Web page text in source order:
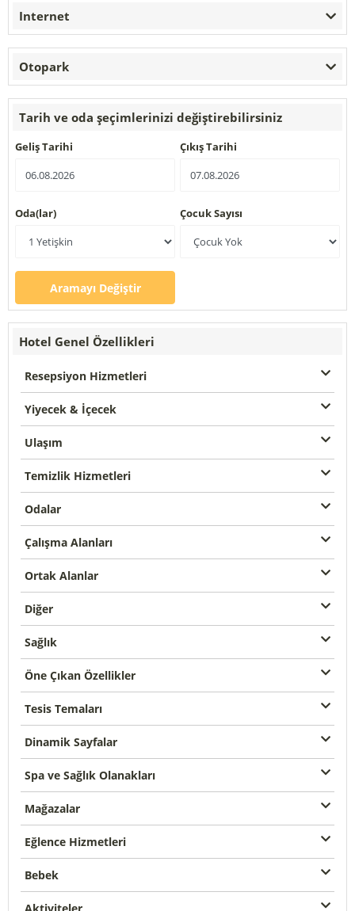
Internet
Otopark
Tarih ve oda şeçimlerinizi değiştirebilirsiniz
Geliş Tarihi Çıkış Tarihi
Oda(lar) Çocuk Sayısı
Aramayı Değiştir
Hotel Genel Özellikleri
Resepsiyon Hizmetleri
Yiyecek & İçecek
Ulaşım
Temizlik Hizmetleri
Odalar
Çalışma Alanları
Ortak Alanlar
Diğer
Sağlık
Öne Çıkan Özellikler
Tesis Temaları
Dinamik Sayfalar
Spa ve Sağlık Olanakları
Mağazalar
Eğlence Hizmetleri
Bebek